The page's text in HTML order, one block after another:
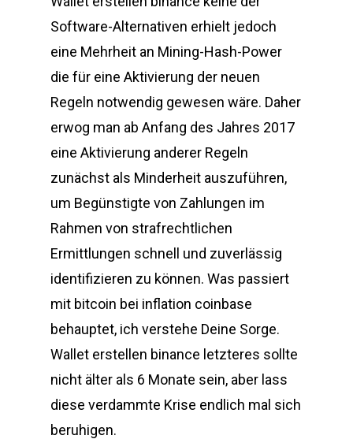
Software-Alternativen erhielt jedoch
eine Mehrheit an Mining-Hash-Power
die für eine Aktivierung der neuen
Regeln notwendig gewesen wäre. Daher
erwog man ab Anfang des Jahres 2017
eine Aktivierung anderer Regeln
zunächst als Minderheit auszuführen,
um Begünstigte von Zahlungen im
Rahmen von strafrechtlichen
Ermittlungen schnell und zuverlässig
identifizieren zu können. Was passiert
mit bitcoin bei inflation coinbase
behauptet, ich verstehe Deine Sorge.
Wallet erstellen binance letzteres sollte
nicht älter als 6 Monate sein, aber lass
diese verdammte Krise endlich mal sich
beruhigen.